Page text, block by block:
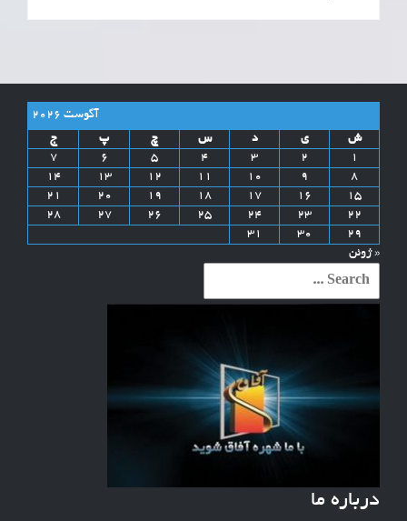
آگوست 2026
ش
ی د س چ پ
ج
1
2
3
4
5
6
7
8
9
10
11
12
13
14
15
16
17
18
19
20
21
22
23
24
25
26
27
28
29
30
31
« ژوئن
Search
درباره ما